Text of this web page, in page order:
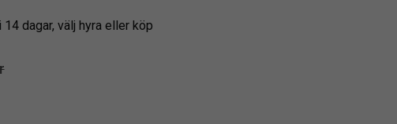
dagar, välj hyra eller köp
pris: